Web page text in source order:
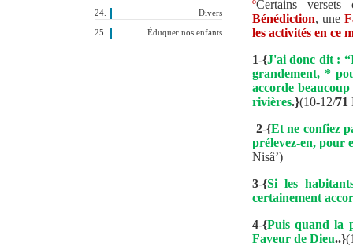
Divers
Éduquer nos enfants
ºCertains
Bénédiction, une
les activités en ce
1-{J'ai donc dit :
grandement, *
accorde
rivières.}(10-12/71
2-{Et ne confiez
prélevez-en, pour
Nisâ’)
3-{Si les
certainement
4-{Puis quand la
Faveur de Dieu..}